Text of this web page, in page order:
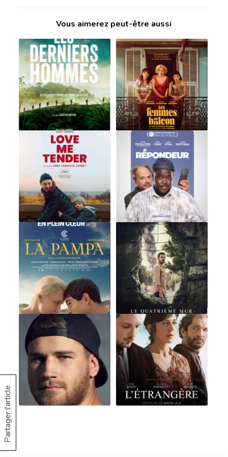
Partager l'article
Vous aimerez peut-être aussi